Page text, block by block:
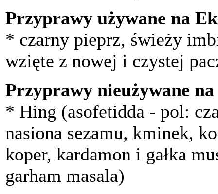
Przyprawy używane na
* czarny pieprz, świeży
wzięte z nowej i czystej
Przyprawy nieużywane
* Hing (asofetidda - pol:
nasiona sezamu, kminek,
koper, kardamon i gałka
garham masala)